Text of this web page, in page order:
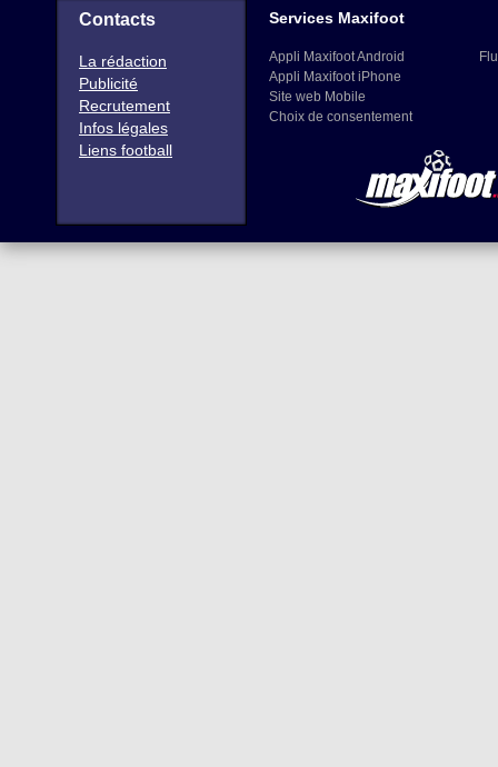
Contacts
La rédaction
Publicité
Recrutement
Infos légales
Liens football
Services Maxifoot
Appli Maxifoot Android
Appli Maxifoot iPhone
Site web Mobile
Choix de consentement